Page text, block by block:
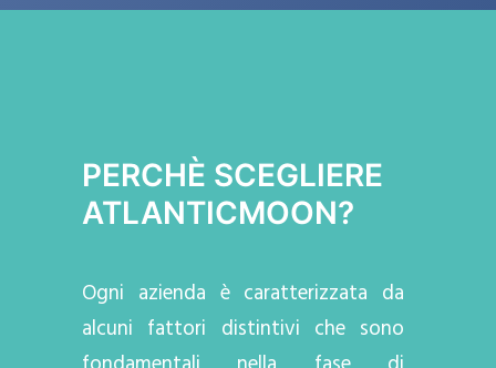
PERCHÈ SCEGLIERE
ATLANTICMOON?
Ogni azienda è caratterizzata da
alcuni fattori distintivi che sono